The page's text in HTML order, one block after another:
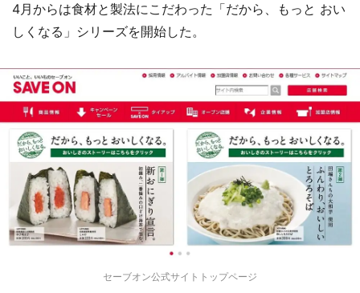
4月からは食材と製法にこだわった「だから、もっと おい
しくなる」シリーズを開始した。
セーブオン公式サイトトップページ